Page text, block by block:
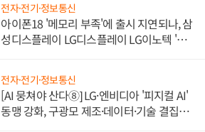
전자·전기·정보통신
아이폰18 '메모리 부족'에 출시 지연되나, 삼
성디스플레이 LG디스플레이 LG이노텍 '탈
전자·전기·정보통신
[AI 뭉쳐야 산다⑧] LG·엔비디아 '피지컬 AI'
동맹 강화, 구광모 제조·데이터·기술 결집